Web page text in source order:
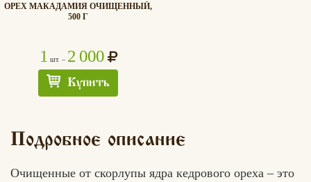
ОРЕХ МАКАДАМИЯ ОЧИЩЕННЫЙ,
500 Г
1 шт. – 2 000
Купить
Подробное описание
Очищенные от скорлупы ядра кедрового ореха – это